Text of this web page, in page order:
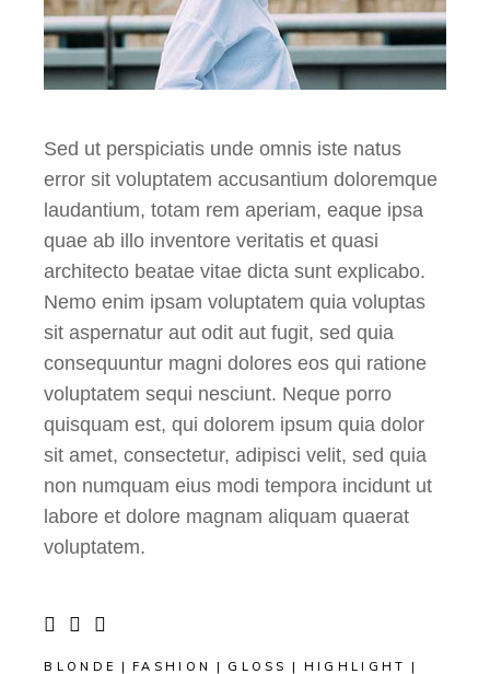
Sed ut perspiciatis unde omnis iste natus
error sit voluptatem accusantium doloremque
laudantium, totam rem aperiam, eaque ipsa
quae ab illo inventore veritatis et quasi
architecto beatae vitae dicta sunt explicabo.
Nemo enim ipsam voluptatem quia voluptas
sit aspernatur aut odit aut fugit, sed quia
consequuntur magni dolores eos qui ratione
voluptatem sequi nesciunt. Neque porro
quisquam est, qui dolorem ipsum quia dolor
sit amet, consectetur, adipisci velit, sed quia
non numquam eius modi tempora incidunt ut
labore et dolore magnam aliquam quaerat
voluptatem.
BLONDE FASHION GLOSS
HIGHLIGHT